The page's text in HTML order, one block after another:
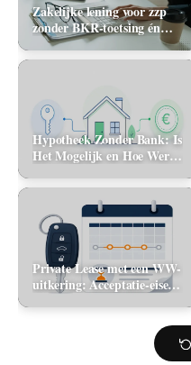
Zakelijke lening voor zzp
zonder BKR-toetsing én
zonder jaarcijfers: kan het
in 2026?
Hypotheek Zonder Bank: Is
Het Mogelijk en Hoe Werkt
Private Lease met een WW-
uitkering: Acceptatie-eisen